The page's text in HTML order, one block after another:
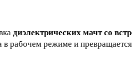
диэлектрических мачт со
в рабочем режиме и